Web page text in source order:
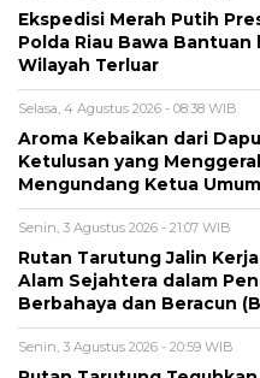
Ekspedisi Merah Putih
Polda Riau Bawa
Wilayah Terluar
Selasa, 4 Agustus 2026 - 08:38 WIB
Aroma Kebaikan dari
Ketulusan yang
Mengundang Ketua
Senin, 3 Agustus 2026 - 21:07 WIB
Rutan Tarutung Jalin
Alam Sejahtera dalam
Berbahaya dan Beracun
Senin, 3 Agustus 2026 - 20:59 WIB